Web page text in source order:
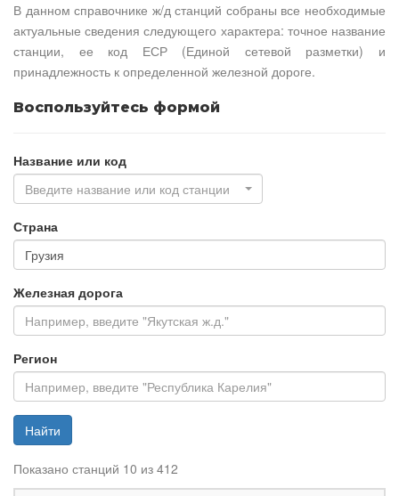
В данном справочнике ж/д станций собраны все необходимые
актуальные сведения следующего характера: точное название
станции, ее код ЕСР (Единой сетевой разметки) и
принадлежность к определенной железной дороге.
Воспользуйтесь формой
Название или код
Введите название или код станции
Страна
Железная дорога
Регион
Найти
Показано станций 10 из 412